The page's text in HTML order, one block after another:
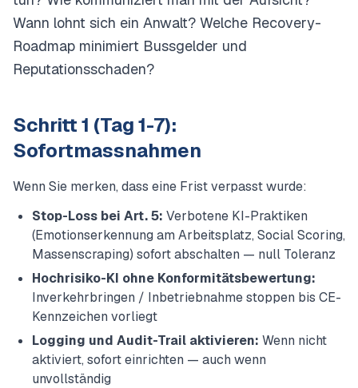
Wann lohnt sich ein Anwalt? Welche Recovery-
Roadmap minimiert Bussgelder und
Reputationsschaden?
Schritt 1 (Tag 1-7):
Sofortmassnahmen
Wenn Sie merken, dass eine Frist verpasst wurde:
Stop-Loss bei Art. 5: Verbotene KI-Praktiken
(Emotionserkennung am Arbeitsplatz, Social Scoring,
Massenscraping) sofort abschalten — null Toleranz
Hochrisiko-KI ohne Konformitätsbewertung:
Inverkehrbringen / Inbetriebnahme stoppen bis CE-
Kennzeichen vorliegt
Logging und Audit-Trail aktivieren: Wenn nicht
aktiviert, sofort einrichten — auch wenn
unvollständig